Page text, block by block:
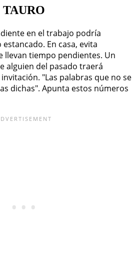
TAURO
en el trabajo podría
En casa, evita
llevan tiempo pendientes. Un
alguien del pasado traerá
"Las palabras que no se
dichas". Apunta estos números